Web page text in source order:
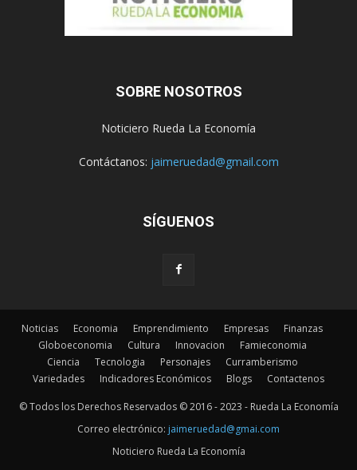
SOBRE NOSOTROS
Noticiero Rueda La Economía
Contáctanos: jaimeruedad@gmail.com
SÍGUENOS
Noticias Economia Emprendimiento Empresas
Finanzas
Globoeconomia
Cultura Innovacion
Famieconomia
Ciencia
Tecnologia Personajes
Curramberismo
Variedades
Indicadores Económicos Blogs Contactenos
© Todos los Derechos Reservados © 2016 - 2023 - Rueda La Economía
Correo electrónico: jaimeruedad@gmai.com
Noticiero Rueda La Economía